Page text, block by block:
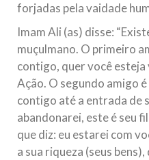
forjadas pela vaidade
Imam Ali (as) disse:
muçulmano. O primeiro
contigo, quer você
Ação. O segundo amigo
contigo até a entrada de
abandonarei, este é seu
que diz: eu estarei com
a sua riqueza (seus